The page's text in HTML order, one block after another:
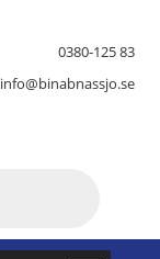
0380-125 83
info@binabnassjo.se